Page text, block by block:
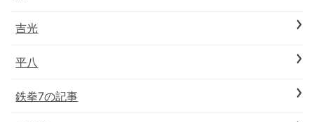
吉光
平八
鉄拳7の記事